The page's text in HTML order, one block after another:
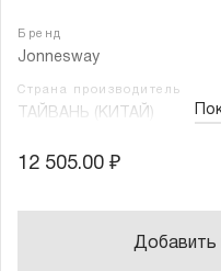
Бренд
Jonnesway
Страна производитель
ТАЙВАНЬ (КИТАЙ)
12 505.00 ₽
Добавить